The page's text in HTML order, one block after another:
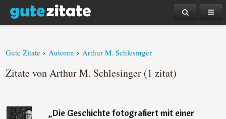
Gute Zitate › Autoren › Arthur M. Schlesinger
Zitate von Arthur M. Schlesinger (1 zitat)
„Die Geschichte fotografiert mit einer